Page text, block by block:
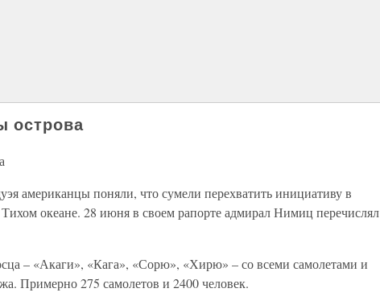
острова
американцы поняли, что сумели перехватить инициативу в
океане. 28 июня в своем рапорте адмирал Нимиц перечислял
– «Акаги», «Кага», «Сорю», «Хирю» – со всеми самолетами и
Примерно 275 самолетов и 2400 человек.